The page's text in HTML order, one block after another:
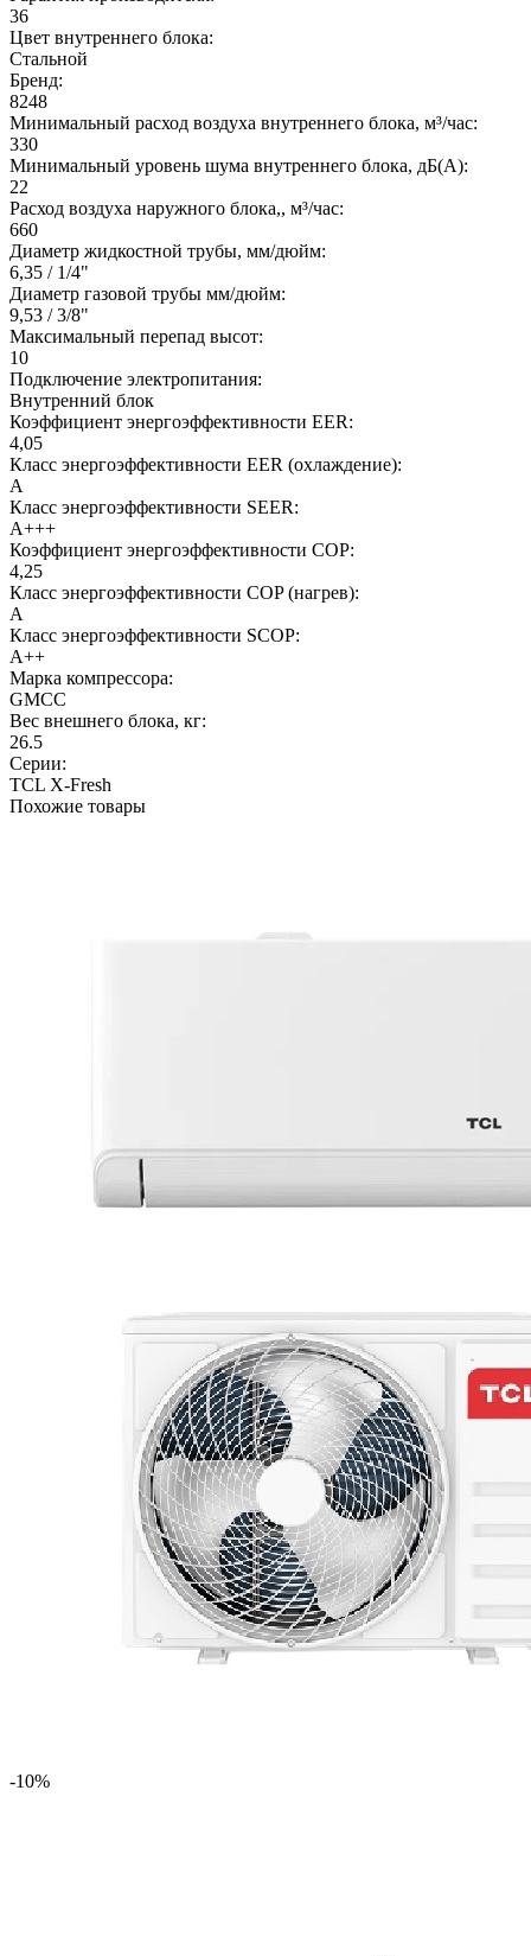
36
Цвет внутреннего блока:
Стальной
Бренд:
8248
Минимальный расход воздуха внутреннего блока, м³/час:
330
Минимальный уровень шума внутреннего блока, дБ(А):
22
Расход воздуха наружного блока,, м³/час:
660
Диаметр жидкостной трубы, мм/дюйм:
6,35 / 1/4"
Диаметр газовой трубы мм/дюйм:
9,53 / 3/8"
Максимальный перепад высот:
10
Подключение электропитания:
Внутренний блок
Коэффициент энергоэффективности EER:
4,05
Класс энергоэффективности EER (охлаждение):
A
Класс энергоэффективности SEER:
A+++
Коэффициент энергоэффективности COP:
4,25
Класс энергоэффективности COP (нагрев):
A
Класс энергоэффективности SCOP:
A++
Марка компрессора:
GMCC
Вес внешнего блока, кг:
26.5
Серии:
TCL X-Fresh
Похожие товары
-10%